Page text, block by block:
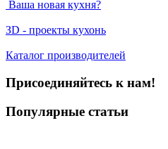
Ваша новая кухня?
ЗD - проекты кухонь
Каталог производителей
Присоединяйтесь к нам!
Популярные статьи